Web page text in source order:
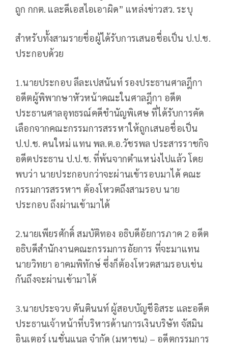
ถูก กกต. และดีเอสไอเอาผิด” แหล่งข่าวสว. ระบุ
สำหรับทั้งสามรายชื่อผู้ได้รับการเสนอชื่อเป็น ป.ป.ช.
ประกอบด้วย
1.นายประกอบ ลีละเปสนันท์ รองประธานศาลฎีกา
อดีตผู้พิพากษาหัวหน้าคณะในศาลฎีกา อดีต
ประธานศาลอุทธรณ์คดีชำนัญพิเศษ ที่ได้รับการคัด
เลือกจากคณะกรรมการสรรหาให้ถูกเสนอชื่อเป็น
ป.ป.ช. คนใหม่ แทน พล.ต.อ.วัชรพล ประสารราชกิจ
อดีตประธาน ป.ป.ช. ที่พ้นจากตำแหน่งไปแล้ว โดย
พบว่า นายประกอบกว่าจะผ่านเข้ารอบมาได้ คณะ
กรรมการสรรหาฯ ต้องโหวตถึงสามรอบ นาย
ประกอบ ถึงผ่านเข้ามาได้
2.นายเพียรศักดิ์ สมบัติทอง อธิบดีอัยการภาค 2 อดีต
อธิบดีสำนักงานคณะกรรมการอัยการ ที่จะมาแทน
นายวิทยา อาคมพิทักษ์ ซึ่งก็ต้องโหวตสามรอบเช่น
กันถึงจะผ่านเข้ามาได้
3.นายประจวบ ตันตินนท์ ผู้สอบบัญชีอิสระ และอดีต
ประธานเจ้าหน้าที่บริหารด้านการเงินบริษัท จัสมิน
อินเตอร์ เนชั่นแนล จำกัด (มหาชน) – อดีตกรรมการ